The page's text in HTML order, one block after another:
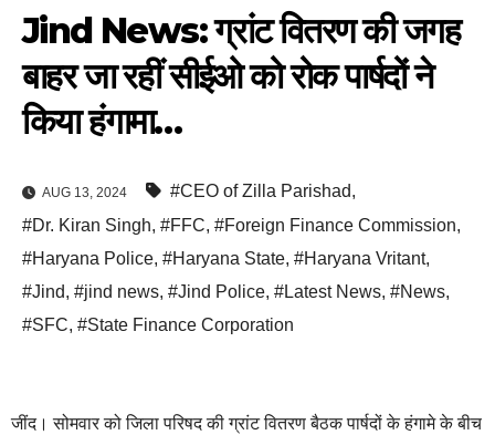
Jind News: ग्रांट वितरण की जगह
बाहर जा रहीं सीईओ को रोक पार्षदों ने
किया हंगामा…
AUG 13, 2024 #CEO of Zilla Parishad,
#Dr. Kiran Singh, #FFC, #Foreign Finance Commission,
#Haryana Police, #Haryana State, #Haryana Vritant,
#Jind, #jind news, #Jind Police, #Latest News, #News,
#SFC, #State Finance Corporation
जींद। सोमवार को जिला परिषद की ग्रांट वितरण बैठक पार्षदों के हंगामे के बीच